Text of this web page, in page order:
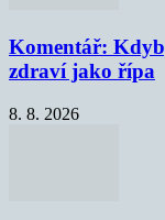
Komentář:
zdraví jako řípa
8. 8. 2026